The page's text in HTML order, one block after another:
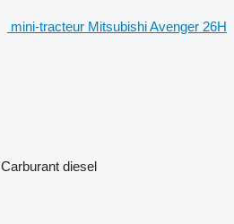
mini-tracteur Mitsubishi Avenger 26H
Carburant diesel